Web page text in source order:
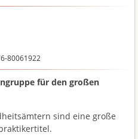
80061922
für den großen
sind eine große